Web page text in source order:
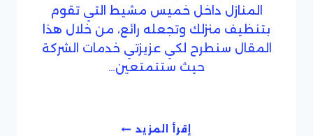
المنازل داخل خميس مشيط التي تقوم
بتنظيف منزلك وتجعله رائع، من خلال هذا
المقال سنطرح لكي عزيزتي خدمات الشركة
حيث ستتمتعين…
إقرأ المزيدشركة